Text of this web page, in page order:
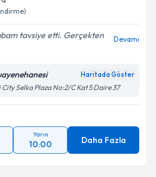
tavsiye etti. Gerçekten
Devamı
Haritada Göster
Selka Plaza No:2/C Kat 5 Daire 37
Yarın
10:00 Daha Fazla